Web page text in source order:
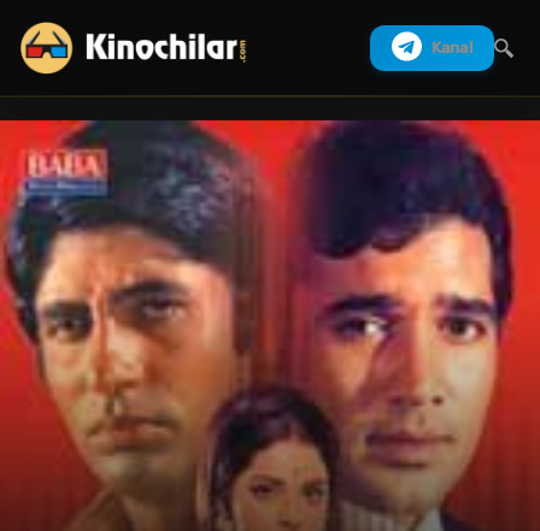
Kanal